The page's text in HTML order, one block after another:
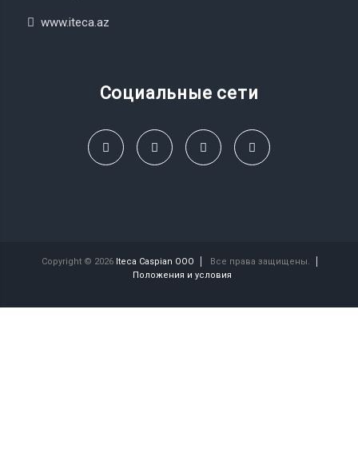
www.iteca.az
Социальные сети
Copyright © 2026 Iteca Caspian OOO
Все права защищены.
Положения и условия